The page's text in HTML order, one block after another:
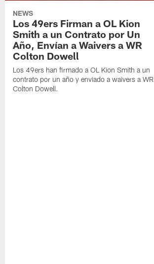
NEWS
Los 49ers Firman a OL Kion
Smith a un Contrato por Un
Año, Envían a Waivers a WR
Colton Dowell
Los 49ers han firmado a OL Kion Smith a un
contrato por un año y enviado a waivers a WR
Colton Dowell.